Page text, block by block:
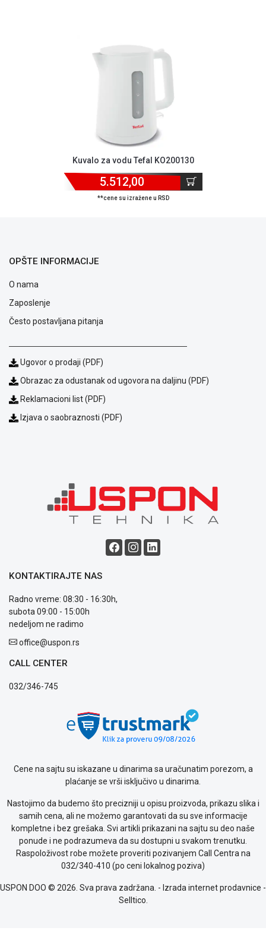
Način
plaćanja
Isporuka
Podrška
Opšti
uslovi
poslovanja
Politika
garancije
OUTLET
Kontakt
WEB
KREDIT
Kuvalo za vodu Tefal KO200130
5.512,00
**cene su izražene u RSD
OPŠTE INFORMACIJE
O nama
Zaposlenje
Često postavljana pitanja
Ugovor o prodaji (PDF)
Obrazac za odustanak od ugovora na daljinu (PDF)
Reklamacioni list (PDF)
Izjava o saobraznosti (PDF)
KONTAKTIRAJTE NAS
Radno vreme: 08:30 - 16:30h,
subota 09:00 - 15:00h
nedeljom ne radimo
office@uspon.rs
CALL CENTER
032/346-745
Cene na sajtu su iskazane u dinarima sa uračunatim porezom, a
plaćanje se vrši isključivo u dinarima.
Nastojimo da budemo što precizniji u opisu proizvoda, prikazu slika i
samih cena, ali ne možemo garantovati da su sve informacije
kompletne i bez grešaka. Svi artikli prikazani na sajtu su deo naše
ponude i ne podrazumeva da su dostupni u svakom trenutku.
Raspoloživost robe možete proveriti pozivanjem Call Centra na
032/340-410 (po ceni lokalnog poziva)
USPON DOO © 2026. Sva prava zadržana. - Izrada internet prodavnice -
Selltico.